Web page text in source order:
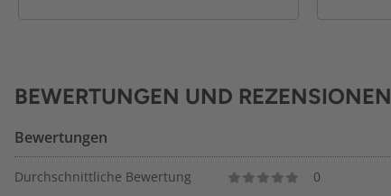
BEWERTUNGEN UND REZENSIONEN
Bewertungen
Durchschnittliche Bewertung 0